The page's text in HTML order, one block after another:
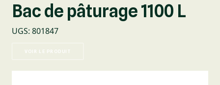
Bac de pâturage 1100 L
UGS: 801847
VOIR LE PRODUIT